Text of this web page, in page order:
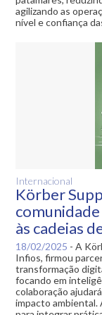
agilizando as
nível e confiança
Internacional
Körber
às cadeias
18/02/2025 -A
Infios, firmou
transformação
focando em
colaboração
impacto